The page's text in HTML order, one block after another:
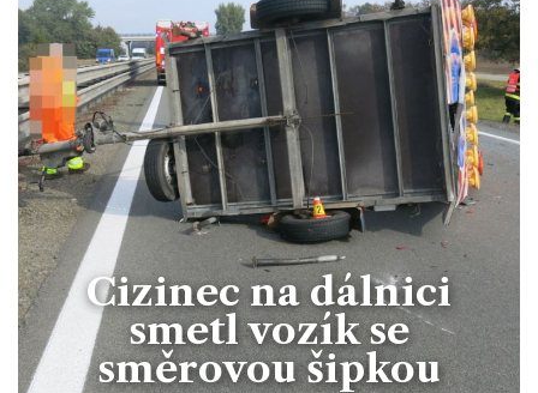
Cizinec na dálnici
smetl vozík se
směrovou šipkou